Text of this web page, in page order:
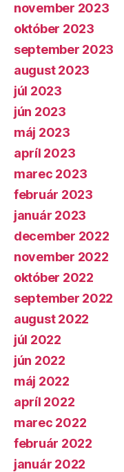
november 2023
október 2023
september 2023
august 2023
júl 2023
jún 2023
máj 2023
apríl 2023
marec 2023
február 2023
január 2023
december 2022
november 2022
október 2022
september 2022
august 2022
júl 2022
jún 2022
máj 2022
apríl 2022
marec 2022
február 2022
január 2022